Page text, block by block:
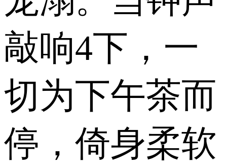
敲响4下，一
切为下午茶而
停，倚身柔软